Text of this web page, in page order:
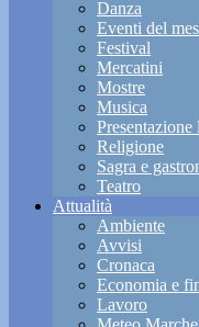
Danza
Eventi del
Festival
Mercatini
Mostre
Musica
Presentazione
Religione
Sagra e
Teatro
Attualità
Ambiente
Avvisi
Cronaca
Economia e
Lavoro